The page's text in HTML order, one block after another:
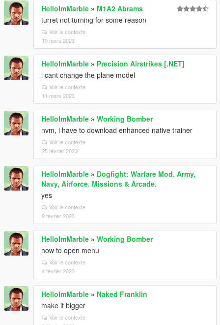
HelloImMarble » M1A2 Abrams
turret not turning for some reason
Voir le contexte
19 mars 2023
HelloImMarble » Precision Airstrikes [.NET]
i cant change the plane model
Voir le contexte
11 mars 2023
HelloImMarble » Working Bomber
nvm, i have to download enhanced native trainer
Voir le contexte
25 février 2023
HelloImMarble » Dogfight: Warfare Mod. Army,
Navy, Airforce. Missions & Arcade.
yes
Voir le contexte
9 février 2023
HelloImMarble » Working Bomber
how to open menu
Voir le contexte
4 février 2023
HelloImMarble » Naked Franklin
make it bigger
Voir le contexte